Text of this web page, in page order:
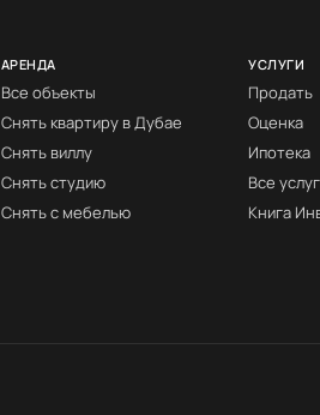
АРЕНДА
Все объекты
Снять квартиру в Дубае
Снять виллу
Снять студию
Снять с мебелью
УСЛУГИ
Продать
Оценка
Ипотека
Все
Книга